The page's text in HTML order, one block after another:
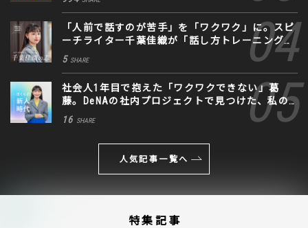
「人前で話すのが苦手」を「ワクワク」に。スピ
ーチライター千葉佳織が「話し方トレーニング」
に込めた思い
5 SHARE
社会人1年目で抱えた「ワクワクできない」葛
藤。DeNAの社内プロジェクトで見つけた、私の
生きる道
16 SHARE
人気記事一覧へ
特集記事